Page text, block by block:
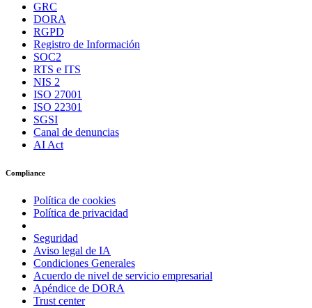
GRC
DORA
RGPD
Registro de Información
SOC2
RTS e ITS
NIS 2
ISO 27001
ISO 22301
SGSI
Canal de denuncias
AI Act
Compliance
Política de cookies
Política de privacidad
Seguridad
Aviso legal de IA
Condiciones Generales
Acuerdo de nivel de servicio empresarial
Apéndice de DORA
Trust center